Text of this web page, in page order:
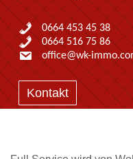
0664 453 45 38
0664 516 75 86
office@wk-
Kontakt